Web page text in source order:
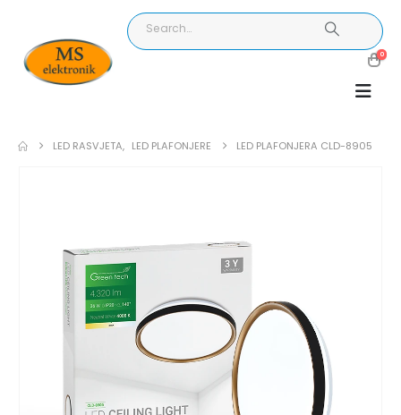
0
LED RASVJETA, LED PLAFONJERE LED PLAFONJERA CLD-8905